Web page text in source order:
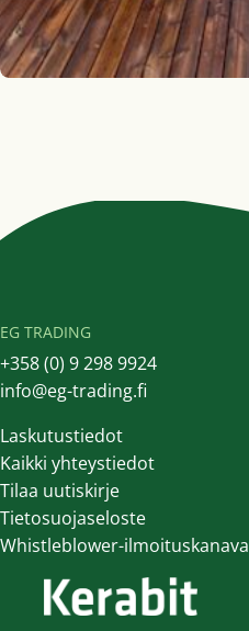
EG TRADING
+358 (0) 9 298 9924
info@eg-trading.fi
Laskutustiedot
Kaikki yhteystiedot
Tilaa uutiskirje
Tietosuojaseloste
Whistleblower-ilmoituskanava